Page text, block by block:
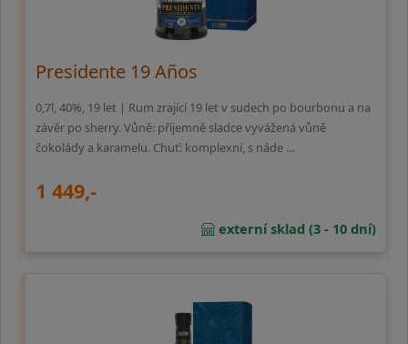
Presidente 19 Años
0,7l, 40%, 19 let | Rum zrající 19 let v sudech po bourbonu a na
závěr po sherry. Vůně: příjemně sladce vyvážená vůně
čokolády a karamelu. Chuť: komplexní, s náde …
1 449,-
externí sklad (3 - 10 dní)